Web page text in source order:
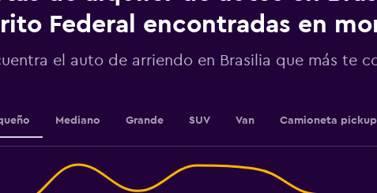
displaying
values.
0
Federal encontradas en
el auto de arriendo en Brasilia que más te
Mediano Grande SUV Van Camioneta pickup